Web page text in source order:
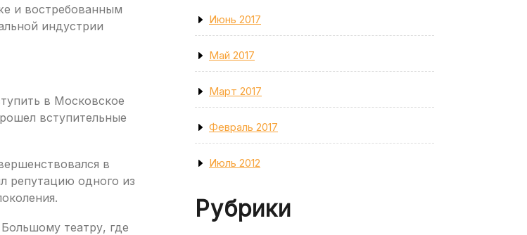
и востребованным
индустрии
в Московское
вступительные
в
репутацию одного из
театру, где
Июнь 2017
Май 2017
Март 2017
Февраль 2017
Июль 2012
Рубрики